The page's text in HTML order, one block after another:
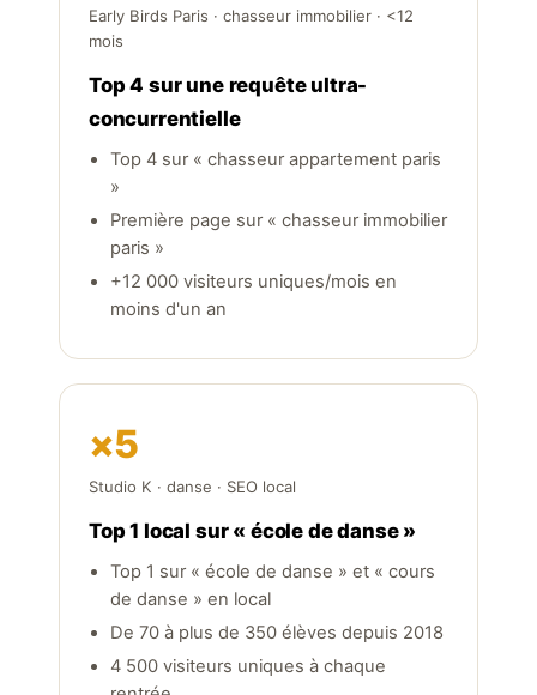
Early Birds Paris · chasseur immobilier · <12
mois
Top 4 sur une requête ultra-
concurrentielle
Top 4 sur « chasseur appartement paris
»
Première page sur « chasseur immobilier
paris »
+12 000 visiteurs uniques/mois en
moins d'un an
×5
Studio K · danse · SEO local
Top 1 local sur « école de danse »
Top 1 sur « école de danse » et « cours
de danse » en local
De 70 à plus de 350 élèves depuis 2018
4 500 visiteurs uniques à chaque